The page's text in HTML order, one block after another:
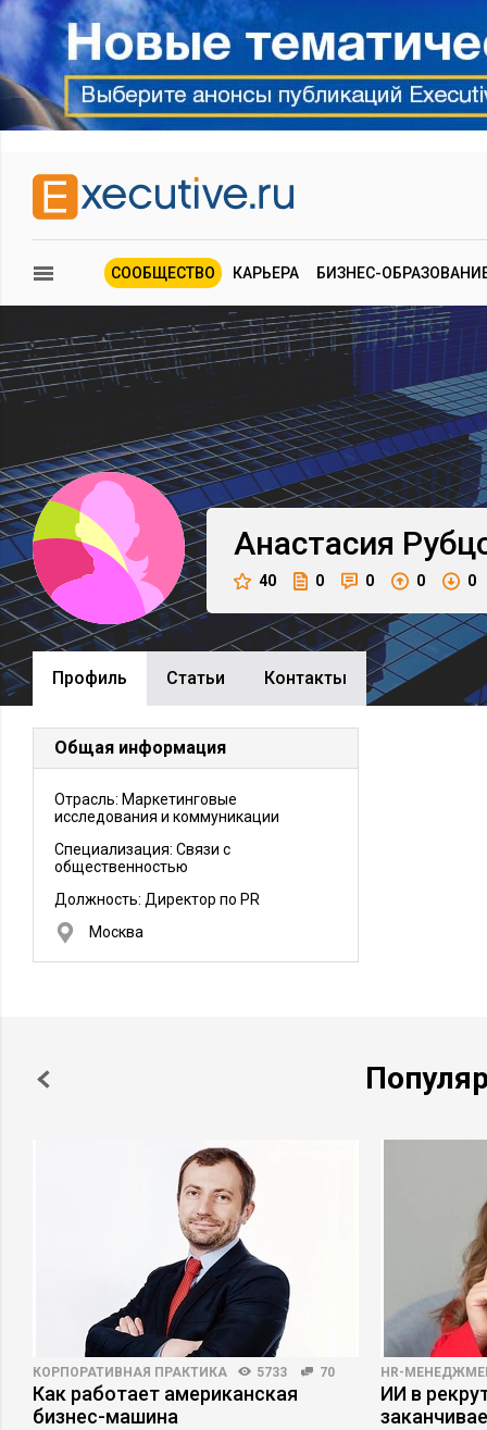
СООБЩЕСТВО КАРЬЕРА БИЗНЕС-
Анастасия
40 0 0 0 0
Профиль Cтатьи Контакты
Общая информация
Отрасль: Маркетинговые
исследования и коммуникации
Специализация: Связи с
общественностью
Должность: Директор по PR
Москва
КОРПОРАТИВНАЯ ПРАКТИКА 5733 70
Как работает американская
бизнес-машина
HR-
ИИ в